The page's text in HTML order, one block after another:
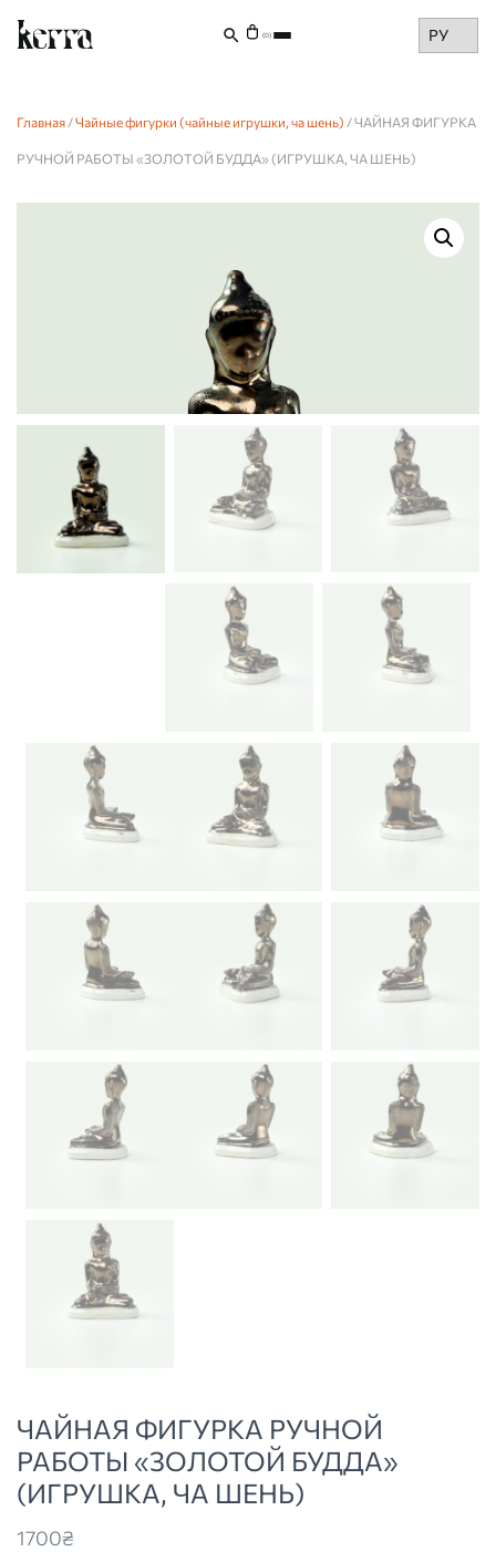
Choose
a
(0)
Главная /Чайные фигурки (чайные игрушки, ча шень) / ЧАЙНАЯ ФИГУРКА
РУЧНОЙ РАБОТЫ «ЗОЛОТОЙ БУДДА» (ИГРУШКА, ЧА ШЕНЬ)
ЧАЙНАЯ ФИГУРКА РУЧНОЙ
РАБОТЫ «ЗОЛОТОЙ БУДДА»
(ИГРУШКА, ЧА ШЕНЬ)
1700₴